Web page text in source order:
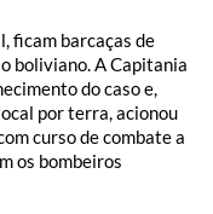
ficam barcaças de
boliviano. A Capitania
do caso e,
por terra, acionou
curso de combate a
os bombeiros